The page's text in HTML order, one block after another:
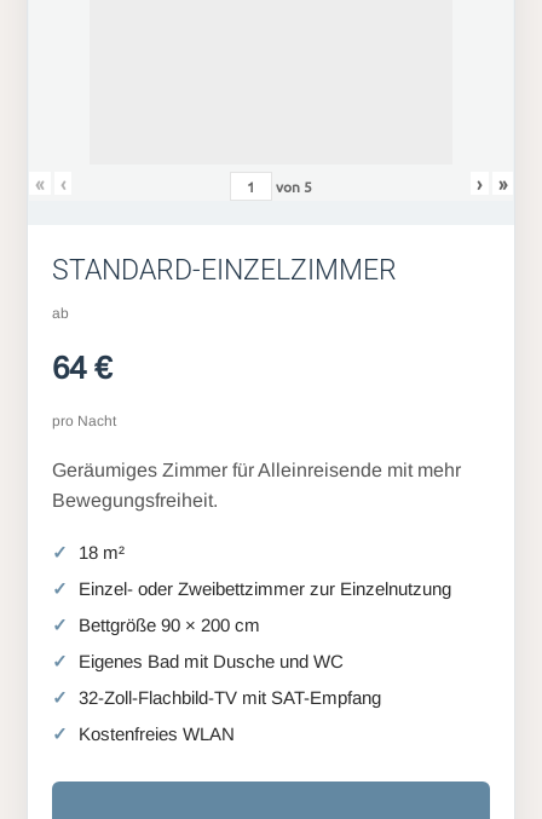
« ‹ von 5 › »
STANDARD-EINZELZIMMER
ab
64 €
pro Nacht
Geräumiges Zimmer für Alleinreisende mit mehr
Bewegungsfreiheit.
18 m²
Einzel- oder Zweibettzimmer zur Einzelnutzung
Bettgröße 90 × 200 cm
Eigenes Bad mit Dusche und WC
32-Zoll-Flachbild-TV mit SAT-Empfang
Kostenfreies WLAN